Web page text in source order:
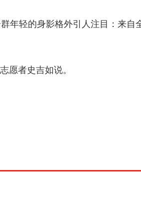
轻的身影格外引人注目：来自
愿者史吉如说。